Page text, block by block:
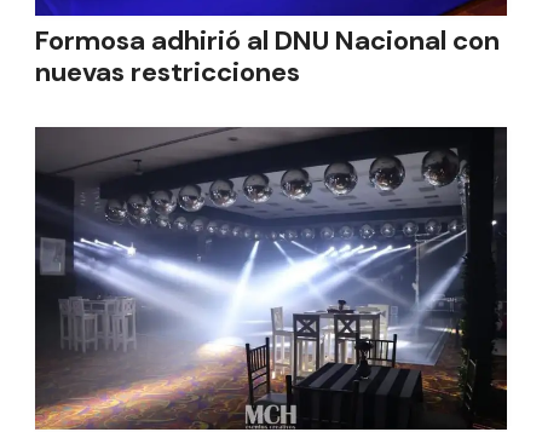
Formosa adhirió al DNU Nacional con
nuevas restricciones